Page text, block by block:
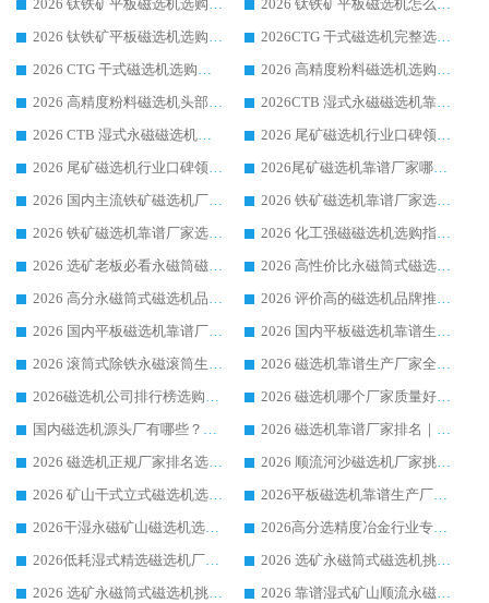
2026 钛铁矿平板磁选机选购全攻略 市场公认优质品牌厂家实力排行榜
2026 钛铁矿平板磁选机怎么选 靠谱生产企业实力排行榜选购参考攻略
2026 钛铁矿平板磁选机选购指南 行业口碑优选品牌生产企业实力排行榜
2026CTG 干式磁选机完整选购指南 行业口碑顶尖靠谱生产龙头厂家实力推荐
2026 CTG 干式磁选机选购指南|行业口碑靠谱生产厂家领域强者推荐
2026 高精度粉料磁选机选购全攻略 行业优质品牌华体会手机网页版-华体会(中国) 实力深度解析
2026 高精度粉料磁选机头部厂家选购指南 行业口碑靠谱品牌推荐 领域强者华体会手机网页版-华体会(中国) 解析
2026CTB 湿式永磁磁选机靠谱厂家实力排行榜 铁矿选矿设备采购全流程选购指南
2026 CTB 湿式永磁磁选机选购指南|行业口碑良好品牌推荐，领域强者华体会手机网页版-华体会(中国)
2026 尾矿磁选机行业口碑领域强者，源头直供国内主流厂家华体会手机网页版-华体会(中国) 一站式服务
2026 尾矿磁选机行业口碑领域强者，源头直供国内主流厂家华体会手机网页版-华体会(中国) 一站式服务
2026尾矿磁选机靠谱厂家哪家好 行业口碑领域强者华体会手机网页版-华体会(中国) 推荐
2026 国内主流铁矿磁选机厂家选购指南|行业口碑好品牌推荐，领域强者华体会手机网页版-华体会(中国)
2026 铁矿磁选机靠谱厂家选购全攻略 行业标杆华体会手机网页版-华体会(中国) 设备性价比出众
2026 铁矿磁选机靠谱厂家选购指南，领域强者华体会手机网页版-华体会(中国) 铁矿磁选机性价比高
2026 化工强磁磁选机选购指南 5 家行业口碑靠谱厂家领域强者推荐
2026 选矿老板必看永磁筒磁选机推荐 行业头部品牌口碑设备选购全攻略
2026 高性价比永磁筒式磁选机品牌盘点 行业强者口碑实测选购完整指南
2026 高分永磁筒式磁选机品牌推荐 选矿设备强者对比测评采购避坑全攻略
2026 评价高的磁选机品牌推荐选购指南，永磁筒式磁选机设备领域强者全景行业口碑解析
2026 国内平板磁选机靠谱厂家排名 行业实测口碑设备按需选购全指南
2026 国内平板磁选机靠谱生产厂家推荐排名|行业口碑选购指南，领域强者按需选设备
2026 滚筒式除铁永磁滚筒生产厂家推荐排名|行业口碑选购指南，领域强者源头厂商精选
2026 磁选机靠谱生产厂家全梳理 分场景选型行业头部品牌选购参考攻略
2026磁选机公司排行榜选购指南|正规源头厂家推荐，领域强者高性价比靠谱信赖品牌
2026 磁选机哪个厂家质量好？十大靠谱磁电企业排名选购指南
国内磁选机源头厂有哪些？2026 综合实力排名与采购避坑技巧
2026 磁选机靠谱厂家排名｜华体会手机网页版-华体会(中国) 高性价比磁选机磁电品牌
2026 磁选机正规厂家排名选购指南|行业口碑信赖品牌推荐性价比高靠谱磁电企业
2026 顺流河沙磁选机厂家挑选攻略 | 业内口碑龙头企业高性价比品牌推荐
2026 矿山干式立式磁选机选型攻略 梳理深耕磁电装备多年靠谱生产厂商
2026平板磁选机靠谱生产厂家选购指南 行业口碑良好品牌推荐 磁电领域实力强者
2026干湿永磁矿山磁选机选型攻略 优质生产厂家排名 选矿领域高口碑品牌推荐指南
2026高分选精度冶金行业专用磁选机生产厂家,干湿式磁选机源头供应商推荐
2026低耗湿式精​选磁选机厂家怎么选?湿式精选磁选机供应商，行业认可度较高生产厂家华体会手机网页版-华体会(中国) 全面解析
2026 选矿永磁筒式磁选机挑选指南 华体会手机网页版-华体会(中国) 推荐品牌行业口碑佳实力突出
2026 选矿永磁筒式磁选机挑选干货：华体会手机网页版-华体会(中国) 源头厂，绿色高效实力出众
2026 靠谱湿式矿山顺流永磁筒式磁选机选购，国内专业生产厂家华体会手机网页版-华体会(中国) 综合实力出众